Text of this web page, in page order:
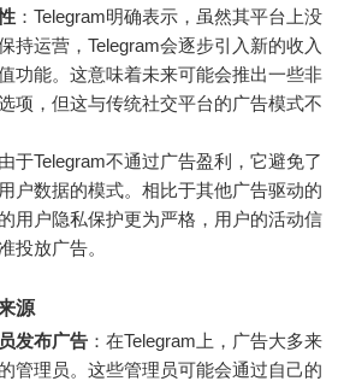
：Telegram明确表示，虽然其平台上没
持运营，Telegram会逐步引入新的收入
功能。这意味着未来可能会推出一些非
项，但这与传统社交平台的广告模式不
由于Telegram不通过广告盈利，它避免了
户数据的模式。相比于其他广告驱动的
用户隐私保护更为严格，用户的活动信
投放广告。
源
发布广告 ：在Telegram上，广告大多来
管理员。这些管理员可能会通过自己的